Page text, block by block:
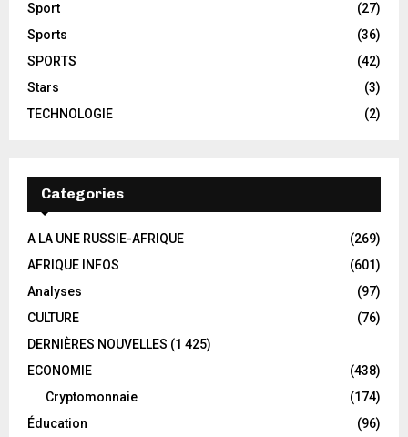
Sport
(27)
Sports
(36)
SPORTS
(42)
Stars
(3)
TECHNOLOGIE
(2)
Categories
A LA UNE RUSSIE-AFRIQUE
(269)
AFRIQUE INFOS
(601)
Analyses
(97)
CULTURE
(76)
DERNIÈRES NOUVELLES (1 425)
ECONOMIE
(438)
Cryptomonnaie
(174)
Éducation
(96)